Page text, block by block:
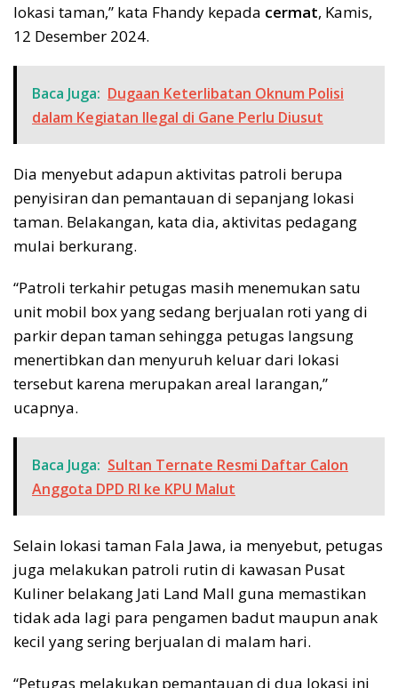
lokasi taman,” kata Fhandy kepada cermat, Kamis,
12 Desember 2024.
Baca Juga: Dugaan Keterlibatan Oknum Polisi
dalam Kegiatan Ilegal di Gane Perlu Diusut
Dia menyebut adapun aktivitas patroli berupa
penyisiran dan pemantauan di sepanjang lokasi
taman. Belakangan, kata dia, aktivitas pedagang
mulai berkurang.
“Patroli terkahir petugas masih menemukan satu
unit mobil box yang sedang berjualan roti yang di
parkir depan taman sehingga petugas langsung
menertibkan dan menyuruh keluar dari lokasi
tersebut karena merupakan areal larangan,”
ucapnya.
Baca Juga: Sultan Ternate Resmi Daftar Calon
Anggota DPD RI ke KPU Malut
Selain lokasi taman Fala Jawa, ia menyebut, petugas
juga melakukan patroli rutin di kawasan Pusat
Kuliner belakang Jati Land Mall guna memastikan
tidak ada lagi para pengamen badut maupun anak
kecil yang sering berjualan di malam hari.
“Petugas melakukan pemantauan di dua lokasi ini